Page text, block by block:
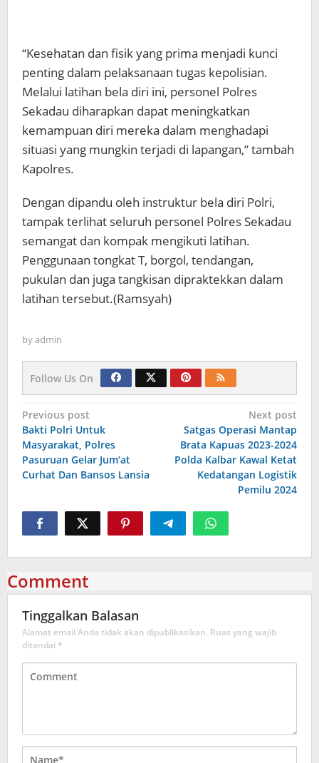
“Kesehatan dan fisik yang prima menjadi kunci
penting dalam pelaksanaan tugas kepolisian.
Melalui latihan bela diri ini, personel Polres
Sekadau diharapkan dapat meningkatkan
kemampuan diri mereka dalam menghadapi
situasi yang mungkin terjadi di lapangan,” tambah
Kapolres.
Dengan dipandu oleh instruktur bela diri Polri,
tampak terlihat seluruh personel Polres Sekadau
semangat dan kompak mengikuti latihan.
Penggunaan tongkat T, borgol, tendangan,
pukulan dan juga tangkisan dipraktekkan dalam
latihan tersebut.(Ramsyah)
byadmin
Follow Us On
Navigasi
pos
Previous post
Bakti Polri Untuk
Masyarakat, Polres
Pasuruan Gelar Jum’at
Curhat Dan Bansos Lansia
Next post
Satgas Operasi Mantap
Brata Kapuas 2023-2024
Polda Kalbar Kawal Ketat
Kedatangan Logistik
Pemilu 2024
Comment
Tinggalkan Balasan
Alamat email Anda tidak akan dipublikasikan. Ruas yang wajib
ditandai *